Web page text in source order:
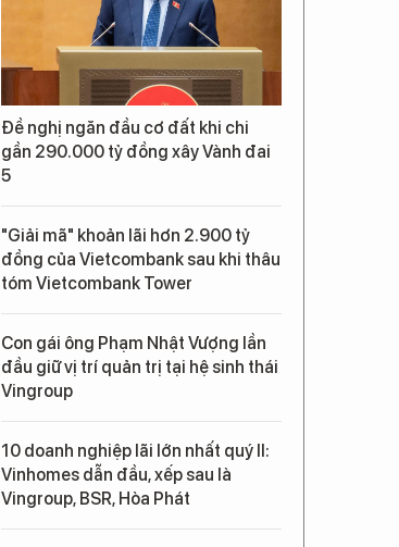
Đề nghị ngăn đầu cơ đất khi chi
gần 290.000 tỷ đồng xây Vành đai
5
"Giải mã" khoản lãi hơn 2.900 tỷ
đồng của Vietcombank sau khi thâu
tóm Vietcombank Tower
Con gái ông Phạm Nhật Vượng lần
đầu giữ vị trí quản trị tại hệ sinh thái
Vingroup
10 doanh nghiệp lãi lớn nhất quý II:
Vinhomes dẫn đầu, xếp sau là
Vingroup, BSR, Hòa Phát